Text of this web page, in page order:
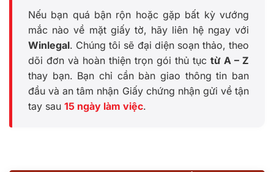
Nếu bạn quá bận rộn hoặc gặp bất kỳ vướng
mắc nào về mặt giấy tờ, hãy liên hệ ngay với
Winlegal. Chúng tôi sẽ đại diện soạn thảo, theo
dõi đơn và hoàn thiện trọn gói thủ tục từ A – Z
thay bạn. Bạn chỉ cần bàn giao thông tin ban
đầu và an tâm nhận Giấy chứng nhận gửi về tận
tay sau 15 ngày làm việc.